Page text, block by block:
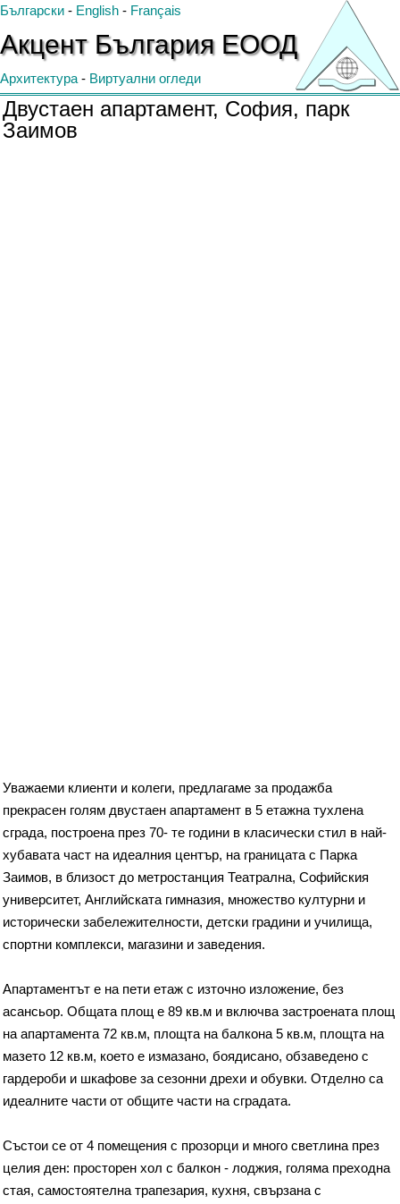
Български - English - Français
Акцент България ЕООД
Архитектура - Виртуални огледи
Двустаен апартамент, София, парк
Заимов
Уважаеми клиенти и колеги, предлагаме за продажба
прекрасен голям двустаен апартамент в 5 етажна тухлена
сграда, построена през 70- те години в класически стил в най-
хубавата част на идеалния център, на границата с Парка
Заимов, в близост до метростанция Театрална, Софийския
университет, Английската гимназия, множество културни и
исторически забележителности, детски градини и училища,
спортни комплекси, магазини и заведения.
Апартаментът е на пети етаж с източно изложение, без
асансьор. Общата площ е 89 кв.м и включва застроената площ
на апартамента 72 кв.м, площта на балкона 5 кв.м, площта на
мазето 12 кв.м, което е измазано, боядисано, обзаведено с
гардероби и шкафове за сезонни дрехи и обувки. Отделно са
идеалните части от общите части на сградата.
Състои се от 4 помещения с прозорци и много светлина през
целия ден: просторен хол с балкон - лоджия, голяма преходна
стая, самостоятелна трапезария, кухня, свързана с